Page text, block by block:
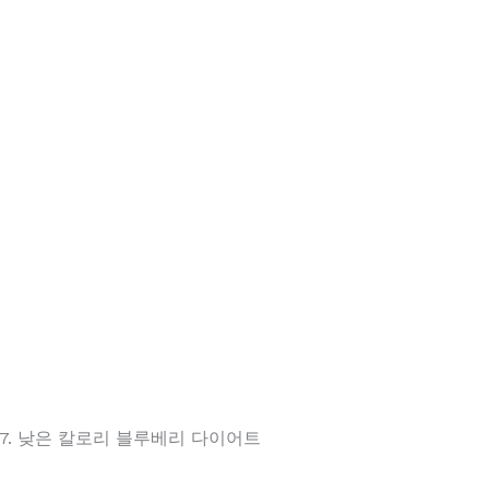
낮은 칼로리 블루베리 다이어트